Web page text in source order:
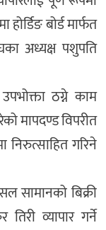
बोर्ड मार्फत
अध्यक्ष पशुपति
ठग्ने काम
मापदण्ड विपरीत
निरुत्साहित गरिने
सामानको बिक्री
व्यापार गर्ने